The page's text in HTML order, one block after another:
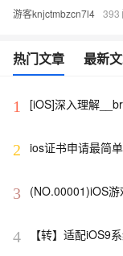
游客knjctmbzcn7l4 393
热门文章 最新
1
[iOS]深入理解
2 ios证书申请最简
3 (NO.00001)iOS
4 【转】适配iOS9